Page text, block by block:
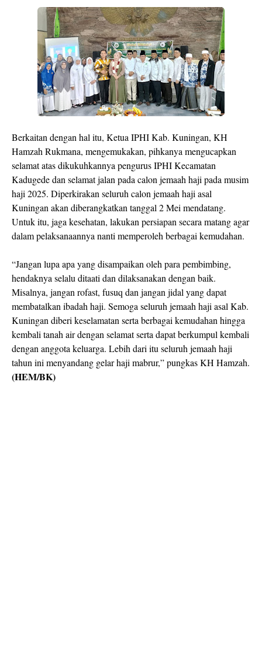
Berkaitan dengan hal itu, Ketua IPHI Kab. Kuningan, KH
Hamzah Rukmana, mengemukakan, pihkanya mengucapkan
selamat atas dikukuhkannya pengurus IPHI Kecamatan
Kadugede dan selamat jalan pada calon jemaah haji pada musim
haji 2025. Diperkirakan seluruh calon jemaah haji asal
Kuningan akan diberangkatkan tanggal 2 Mei mendatang.
Untuk itu, jaga kesehatan, lakukan persiapan secara matang agar
dalam pelaksanaannya nanti memperoleh berbagai kemudahan.
“Jangan lupa apa yang disampaikan oleh para pembimbing,
hendaknya selalu ditaati dan dilaksanakan dengan baik.
Misalnya, jangan rofast, fusuq dan jangan jidal yang dapat
membatalkan ibadah haji. Semoga seluruh jemaah haji asal Kab.
Kuningan diberi keselamatan serta berbagai kemudahan hingga
kembali tanah air dengan selamat serta dapat berkumpul kembali
dengan anggota keluarga. Lebih dari itu seluruh jemaah haji
tahun ini menyandang gelar haji mabrur,” pungkas KH Hamzah.
(HEM/BK)